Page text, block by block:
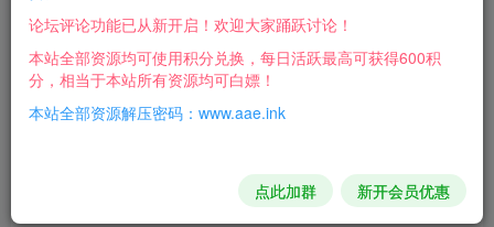
进入游戏后，如需使用GM工具
需要先把加色退出游戏
然后退出电脑的杀毒软件
论坛评论功能已从新开启！欢迎大家踊跃讨论！
本站全部资源均可使用积分兑换，每日活跃最高可获得600积
分，相当于本站所有资源均可白嫖！
本站全部资源解压密码：www.aae.ink
点此加群 新开会员优惠